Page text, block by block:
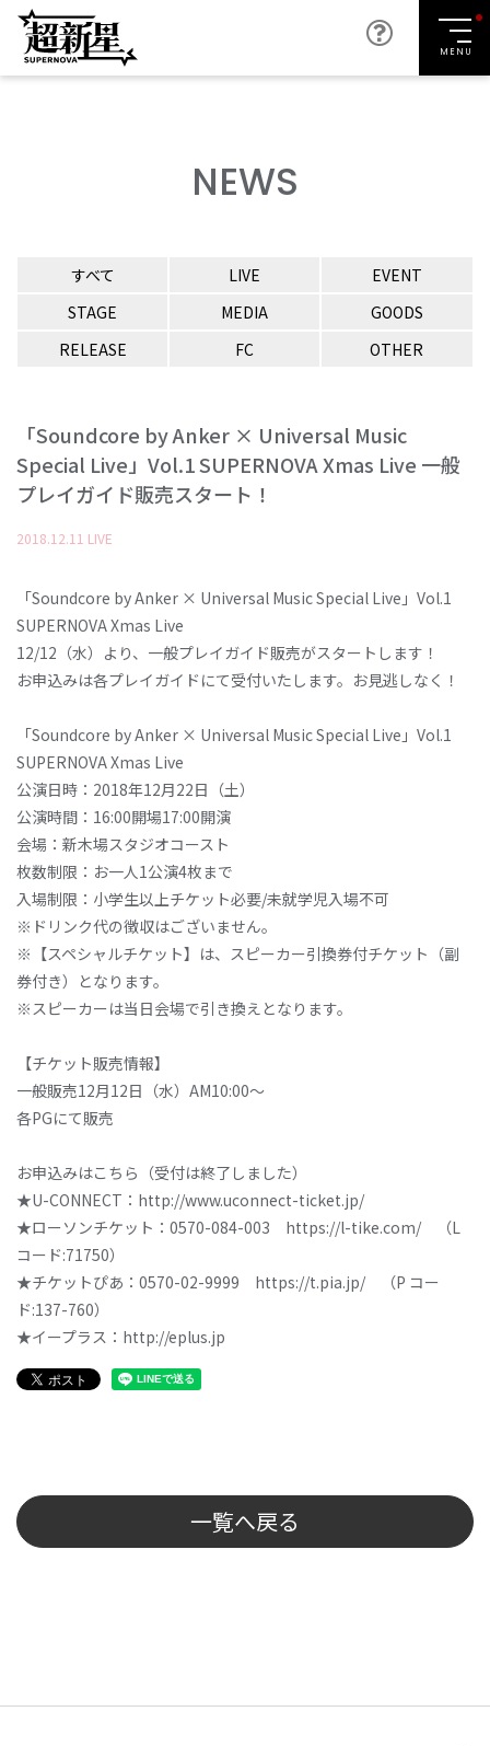
MENU
NEWS
すべて LIVE
EVENT
STAGE
MEDIA
GOODS
RELEASE
FC OTHER
「Soundcore by Anker × Universal Music
Special Live」Vol.1 SUPERNOVA Xmas Live 一般
プレイガイド販売スタート！
2018.12.11 LIVE
「Soundcore by Anker × Universal Music Special Live」Vol.1
SUPERNOVA Xmas Live
12/12（水）より、一般プレイガイド販売がスタートします！
お申込みは各プレイガイドにて受付いたします。お見逃しなく！
「Soundcore by Anker × Universal Music Special Live」Vol.1
SUPERNOVA Xmas Live
公演日時：2018年12月22日（土）
公演時間：16:00開場17:00開演
会場：新木場スタジオコースト
枚数制限：お一人1公演4枚まで
入場制限：小学生以上チケット必要/未就学児入場不可
※ドリンク代の徴収はございません。
※【スペシャルチケット】は、スピーカー引換券付チケット（副
券付き）となります。
※スピーカーは当日会場で引き換えとなります。
【チケット販売情報】
一般販売12月12日（水）AM10:00～
各PGにて販売
お申込みはこちら（受付は終了しました）
★U-CONNECT：http://www.uconnect-ticket.jp/
★ローソンチケット：0570-084-003 https://l-tike.com/ （L
コード:71750）
★チケットぴあ：0570-02-9999 https://t.pia.jp/ （P コー
ド:137-760）
★イープラス：http://eplus.jp
一覧へ戻る